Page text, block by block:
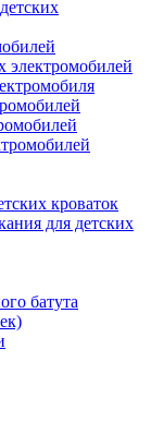
электромобилей
кроваток
для детских
батута